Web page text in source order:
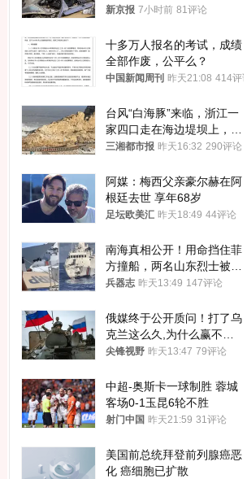
15战斗机残骸以及多架无人
新京报 7小时前 81评论
十多万人报名的考试，成绩
全部作废，公平么？
中国新闻周刊 昨天21:08 414评论
台风“白海豚”来临，浙江一
家四口走在海边堤坝上，其
中9岁男孩被巨浪卷入海
三湘都市报 昨天16:32 290评论
阿媒：梅西父亲豪尔赫在阿
根廷去世 享年68岁
足坛欧美汇 昨天18:49 44评论
南海真相公开！用命挡住菲
方撞船，两名山东烈士被授
武警最高荣誉
兵器志 昨天13:49 147评论
俄媒终于公开质问！打了乌
克兰这么久,为什么赢不了?
答案令人沉默
尖锋视野 昨天13:47 79评论
中超-奥斯卡一球制胜 蓉城
客场0-1玉昆6轮不胜
射门中国 昨天21:59 31评论
美国前总统拜登前列腺癌恶
化 癌细胞已扩散